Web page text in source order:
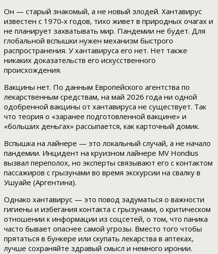
Он — старый знакомый, а не новый злодей. Хантавирус
известен с 1970‑х годов, тихо живет в природных очагах и
не планирует захватывать мир. Пандемии не будет. Для
глобальной вспышки нужен механизм быстрого
распространения. У хантавируса его нет. Нет также
никаких доказательств его искусственного
происхождения.
Вакцины нет. По данным Европейского агентства по
лекарственным средствам, на май 2026 года ни одной
одобренной вакцины от хантавируса не существует. Так
что теория о «заранее подготовленной вакцине» и
«больших деньгах» рассыпается, как карточный домик.
Вспышка на лайнере — это локальный случай, а не начало
пандемии. Инцидент на круизном лайнере MV Hondius
вызвал переполох, но эксперты связывают его с контактом
пассажиров с грызунами во время экскурсии на свалку в
Ушуайе (Аргентина).
Однако хантавирус — это повод задуматься о важности
гигиены и избегания контакта с грызунами, о критическом
отношении к информации из соцсетей, о том, что паника
часто бывает опаснее самой угрозы. Вместо того чтобы
прятаться в бункере или скупать лекарства в аптеках,
лучше сохраняйте здравый смысл и немного иронии.